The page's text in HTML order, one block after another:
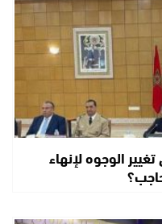
الوجوه لإنهاء